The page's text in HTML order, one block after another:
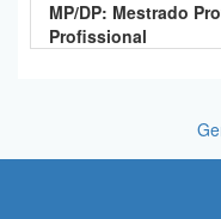
MP/DP: Mestrado
Profissional